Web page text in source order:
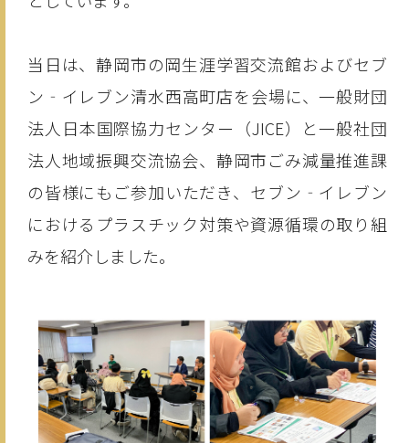
当日は、静岡市の岡生涯学習交流館およびセブ
ン‐イレブン清水西高町店を会場に、一般財団
法人日本国際協力センター（JICE）と一般社団
法人地域振興交流協会、静岡市ごみ減量推進課
の皆様にもご参加いただき、セブン‐イレブン
におけるプラスチック対策や資源循環の取り組
みを紹介しました。